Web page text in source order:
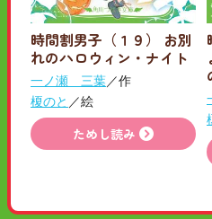
時間割男子（１９） お別
れのハロウィン・ナイト
一ノ瀬 三葉／作
榎のと ／絵
ためし読み